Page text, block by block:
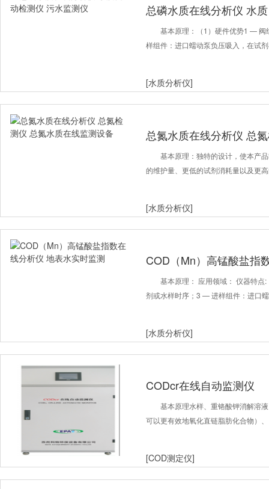
总磷水质在线分析仪 水
基本原理：（1）硬件优势1 —
样组件：进口蠕动泵负压吸入，在试
[水质分析仪]
总氮水质在线分析仪 总
设备基本原理：独特的设计，使本产
的维护量、更低的试剂消耗量以及更
[水质分析仪]
COD（Mn）高锰酸盐指
监测基本原理： 应用领域： 仪器特
剂或水样时序；3 — 进样组件：进口
[水质分析仪]
CODcr在线自动监测仪
基本原理水样、重铬酸钾消解溶
可以更有效地氧化直链脂肪化合物）
[COD测定仪]